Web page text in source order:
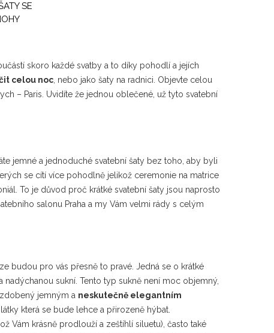
SE
skoro každé svatby a to díky pohodlí a jejích
celou noc , nebo jako šaty na radnici. Objevte celou
– Paris. Uvidíte že jednou oblečené, už tyto svatební
jemné a jednoduché svatební šaty bez toho, aby byli
se cítí více pohodlně jelikož ceremonie na matrice
To je důvod proč krátké svatební šaty jsou naprosto
salonu Praha a my Vám velmi rády s celým
budou pro vás přesně to pravé. Jedná se o krátké
sukní. Tento typ sukně není moc objemný,
jemným a neskutečně elegantním
která se bude lehce a přirozeně hýbat.
Vám krásně prodlouží a zeštíhlí siluetu), často také